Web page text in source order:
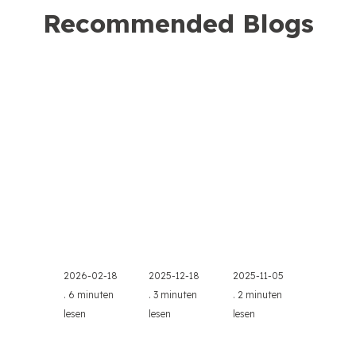
Recommended Blogs
2026-02-18
. 6 minuten
lesen
2025-12-18
. 3 minuten
lesen
2025-11-05
. 2 minuten
lesen